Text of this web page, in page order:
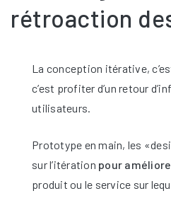
rétroaction
La conception itérative,
c’est profiter d’un retour
utilisateurs.
Prototype en main, les
sur l’itération pour
produit ou le service sur